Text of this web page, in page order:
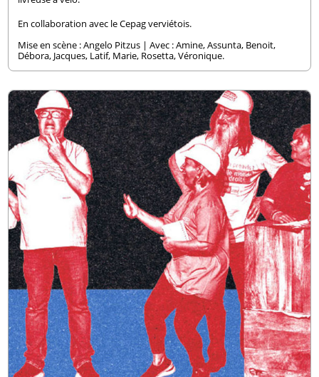
En collaboration avec le Cepag verviétois.
Mise en scène : Angelo Pitzus | Avec : Amine, Assunta, Benoit,
Débora, Jacques, Latif, Marie, Rosetta, Véronique.